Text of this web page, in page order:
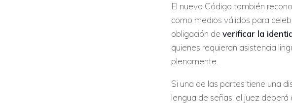
El nuevo Código también
como medios válidos para
obligación de verificar la
quienes requieran asistencia
plenamente.
Si una de las partes tiene una
lengua de señas, el juez